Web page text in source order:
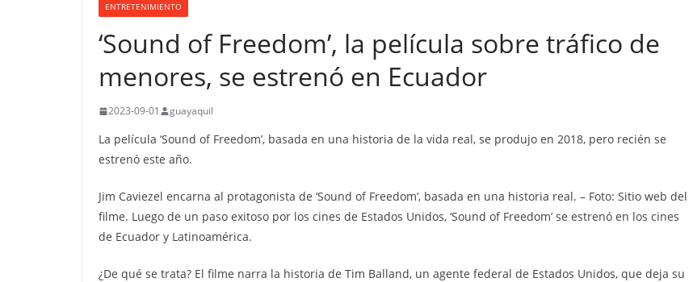
ENTRETENIMIENTO
‘Sound of Freedom’, la película sobre tráfico de
menores, se estrenó en Ecuador
2023-09-01 guayaquil
La película ‘Sound of Freedom’, basada en una historia de la vida real, se produjo en 2018, pero recién se
estrenó este año.
Jim Caviezel encarna al protagonista de ‘Sound of Freedom’, basada en una historia real. – Foto: Sitio web del
filme. Luego de un paso exitoso por los cines de Estados Unidos, ‘Sound of Freedom’ se estrenó en los cines
de Ecuador y Latinoamérica.
¿De qué se trata? El filme narra la historia de Tim Balland, un agente federal de Estados Unidos, que deja su